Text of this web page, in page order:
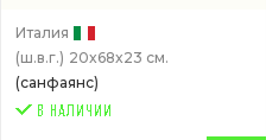
Италия
(ш.в.г.) 20x68x23 см.
(санфаянс)